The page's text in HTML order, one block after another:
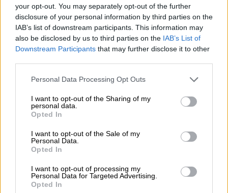
your opt-out. You may separately opt-out of the further
disclosure of your personal information by third parties on the
IAB’s list of downstream participants. This information may
also be disclosed by us to third parties on the IAB’s List of
Downstream Participants that may further disclose it to other
Please note that this website/app uses one or more Google
not limited to your visit or usage behaviour. You may click to
grant or deny consent to Google and its third-party tags to
use your data for below specified purposes in below Google
consent section.
Personal Data Processing Opt Outs
I want to opt-out of the Sharing of my
personal data.
Opted In
I want to opt-out of the Sale of my
Personal Data.
Opted In
I want to opt-out of processing my
Personal Data for Targeted Advertising.
Opted In
Ελλάδα|22.01.2022 17:00
Το υπουργείο εργασίας ζητάει από
τους εργοδότες ιδιαίτερη μέριμνα
για τους εργαζόμενους σε
εξωτερικούς χώρους ενόψει
κακοκαιρίας Ελπίδα
Ελλάδα|22.01.2022 16:50
«Εξαφανίστηκε» 6χρονος από
νηπιαγωγείο στον Άγιο Δημήτριο -
Συλλήψεις από την ΕΛ.ΑΣ
Οικονομία|22.01.2022 16:31